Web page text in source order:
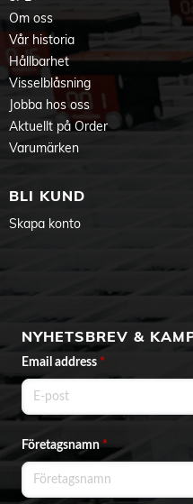
Om oss
Vår historia
Hållbarhet
Visselblåsning
Jobba hos oss
Aktuellt på Order
Varumärken
BLI KUND
Skapa konto
NYHETSBREV &
Email address *
Företagsnamn*